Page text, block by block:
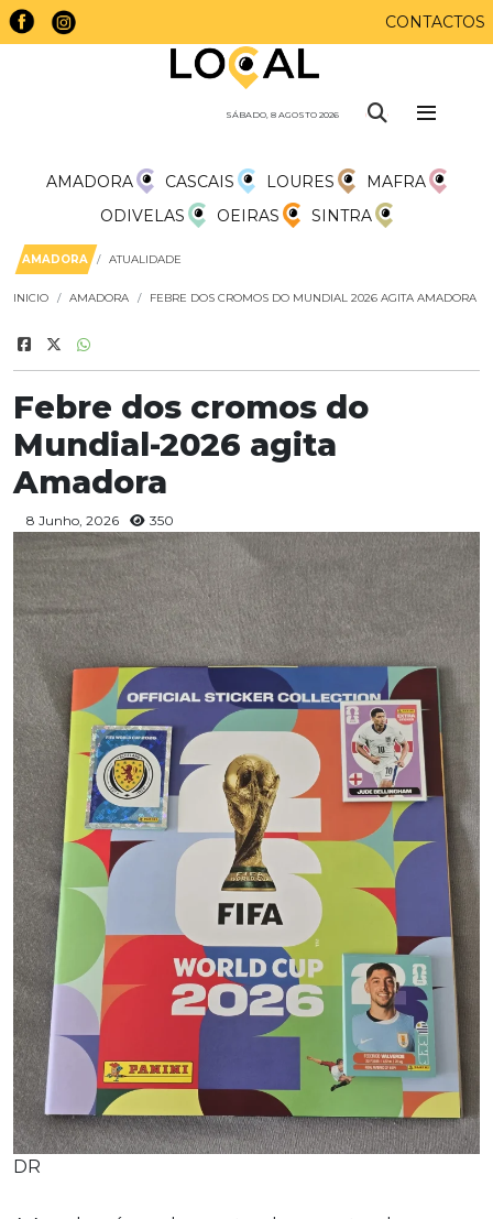
CONTACTOS
SÁBADO, 8 AGOSTO 2026
AMADORA CASCAIS LOURES
MAFRA
ODIVELAS
OEIRAS SINTRA
AMADORA ATUALIDADE
INICIO AMADORA FEBRE DOS CROMOS DO MUNDIAL 2026 AGITA AMADORA
Febre dos cromos do
Mundial-2026 agita
Amadora
8 Junho, 2026 350
DR